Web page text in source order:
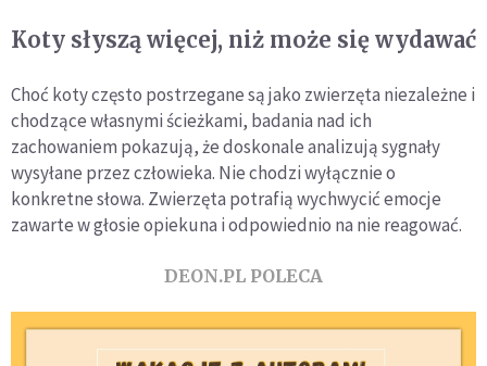
Koty słyszą więcej, niż może się wydawać
Choć koty często postrzegane są jako zwierzęta niezależne i
chodzące własnymi ścieżkami, badania nad ich
zachowaniem pokazują, że doskonale analizują sygnały
wysyłane przez człowieka. Nie chodzi wyłącznie o
konkretne słowa. Zwierzęta potrafią wychwycić emocje
zawarte w głosie opiekuna i odpowiednio na nie reagować.
DEON.PL POLECA